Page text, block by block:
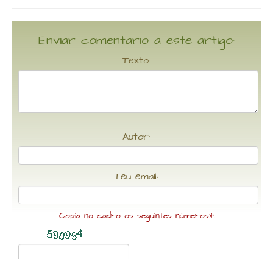
Enviar comentario a este artigo:
Texto:
Autor:
Teu email:
Copia no cadro os seguintes números*: